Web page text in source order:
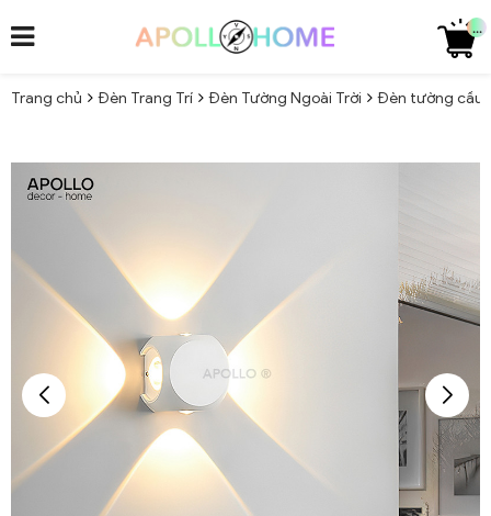
...
Trang chủ Đèn Trang Trí Đèn Tường Ngoài Trời Đèn tường cầu